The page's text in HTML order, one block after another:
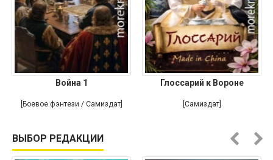
Война 1
[Боевое фэнтези / Самиздат]
Глоссарий к Вороне
[Самиздат]
ВЫБОР РЕДАКЦИИ